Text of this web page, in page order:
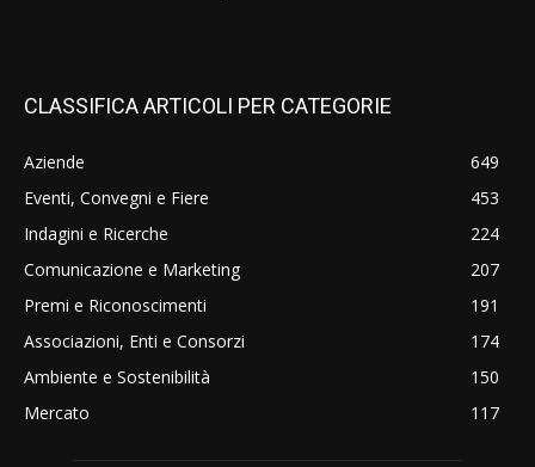
CLASSIFICA ARTICOLI PER CATEGORIE
Aziende
649
Eventi, Convegni e Fiere
453
Indagini e Ricerche
224
Comunicazione e Marketing
207
Premi e Riconoscimenti
191
Associazioni, Enti e Consorzi
174
Ambiente e Sostenibilità
150
Mercato
117